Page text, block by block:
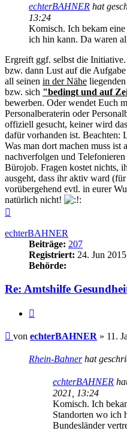
echterBAHNER hat
13:24
Komisch. Ich bekam
ich hin kann. Da waren
Ergreift ggf. selbst die
bzw. dann Lust auf die
all seinen in der Nähe
bzw. sich "bedingt und auf
bewerben. Oder wendet Euch
Personalberaterin oder
offiziell gesucht, keiner wird
dafür vorhanden ist. Beachten:
Was man dort machen muss ist
nachverfolgen und
Bürojob. Fragen kostet nichts,
ausgeht, dass ihr aktiv ward
vorübergehend evtl. in eurer
natürlich nicht!
echterBAHNER
Beiträge: 207
Registriert: 24. Jun
Behörde:
Re: Amtshilfe
Beitrag
von echterBAHNER » 11.
Rhein-Bahnerhat
echterBAHNER
2021, 13:24
Komisch. Ich
Standorten wo ich
Bundesländer